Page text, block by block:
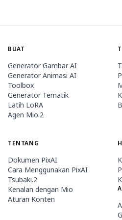
BUAT
Generator Gambar AI
Generator Animasi AI
Toolbox
Generator Tematik
Latih LoRA
Agen Mio.2
TENTANG
Dokumen PixAI
Cara Menggunakan PixAI
Tsubaki.2
Kenalan dengan Mio
Aturan Konten